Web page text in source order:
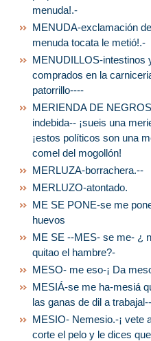
menuda!.-
MENUDA-exclamación
menuda tocata le metió!.-
MENUDILLOS-intestinos
comprados en la
patorrillo----
MERIENDA DE
indebida-- ¡sueis una
¡estos políticos son una
comel del mogollón!
MERLUZA-borrachera.--
MERLUZO-atontado.
ME SE PONE-se me
huevos
ME SE --MES- se me- ¿
quitao el hambre?-
MESO- me eso-¡ Da
MESIÁ-se me ha-mesiá
las ganas de dil a trabajal--
MESIO- Nemesio.-¡ vete
corte el pelo y le dices